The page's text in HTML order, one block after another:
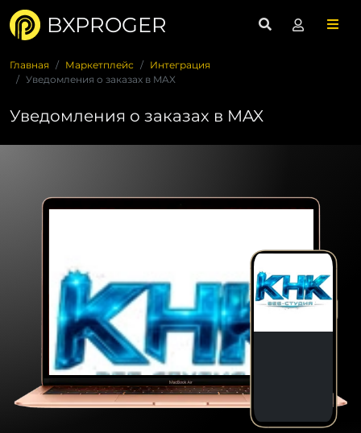
BXPROGER
Главная Маркетплейс
Интеграция
Уведомления о заказах в MAX
Уведомления о заказах в MAX